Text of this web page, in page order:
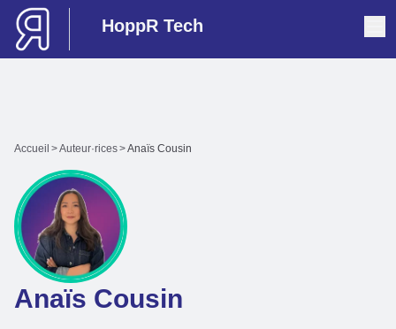
HoppR Tech
Accueil >Auteur·rices>Anaïs Cousin
Anaïs Cousin